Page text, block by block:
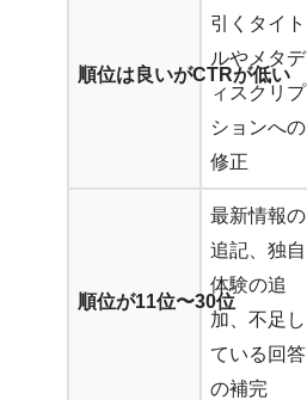
順位は良いがCTRが低い
引くタイト
ルやメタデ
ィスクリプ
ションへの
修正
順位が11位〜30位
最新情報の
追記、独自
体験の追
加、不足し
ている回答
の補完